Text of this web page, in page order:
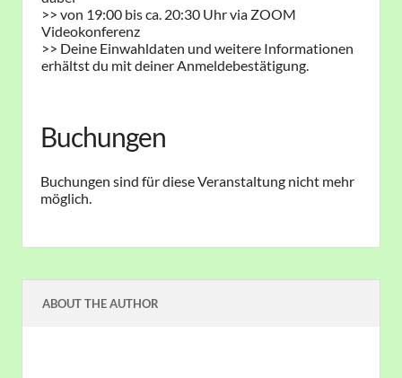
>> von 19:00 bis ca. 20:30 Uhr via ZOOM
Videokonferenz
>> Deine Einwahldaten und weitere Informationen
erhältst du mit deiner Anmeldebestätigung.
Buchungen
Buchungen sind für diese Veranstaltung nicht mehr
möglich.
ABOUT THE AUTHOR